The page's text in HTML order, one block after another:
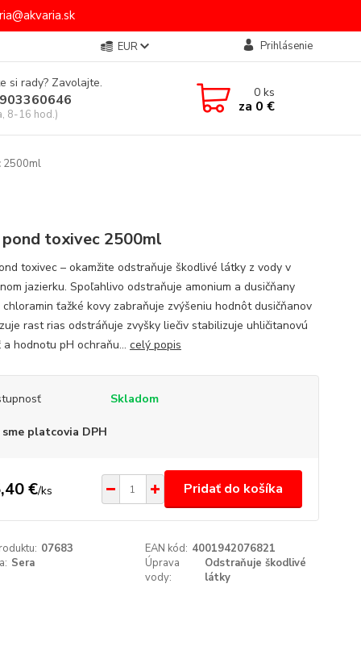
EUR Prihlásenie
si rady? Zavolajte.
8-16 hod.)
0ks
za 0 €
2500ml
pond toxivec 2500ml
toxivec – okamžite odstraňuje škodlivé látky z vody v
jazierku. Spoľahlivo odstraňuje amonium a dusičňany
ťažké kovy zabraňuje zvýšeniu hodnôt dusičňanov
rast rias odstráňuje zvyšky liečiv stabilizuje uhličitanovú
hodnotu pH ochraňu... celý popis
Skladom
sme platcovia DPH
€/ks Pridať do košíka
07683 EAN kód: 4001942076821
Sera
Úprava
vody:
Odstraňuje škodlivé
látky